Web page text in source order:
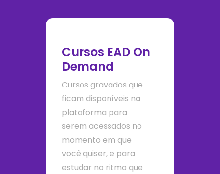
Cursos EAD On
Demand
Cursos gravados que
ficam disponíveis na
plataforma para
serem acessados no
momento em que
você quiser, e para
estudar no ritmo que